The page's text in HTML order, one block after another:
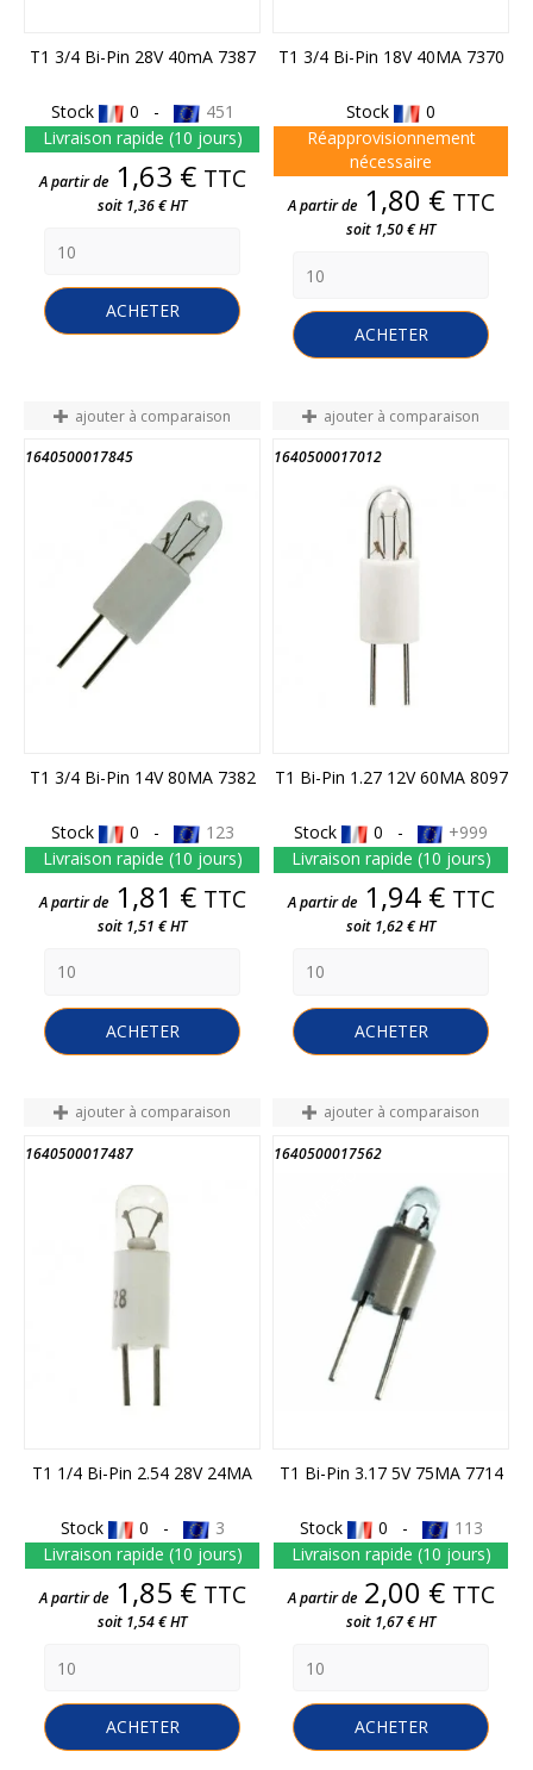
T1 3/4 Bi-Pin 28V 40mA 7387
Stock 0 -
451
Livraison rapide (10 jours)
Prix
A partir de 1,63 € TTC
soit 1,36 € HT
ACHETER
T1 3/4 Bi-Pin 18V 40MA 7370
Stock
0
Réapprovisionnement
nécessaire
Prix
A partir de 1,80 € TTC
soit 1,50 € HT
ACHETER
ajouter à comparaison
1640500017845
T1 3/4 Bi-Pin 14V 80MA 7382
Stock 0 -
123
Livraison rapide (10 jours)
Prix
A partir de 1,81 € TTC
soit 1,51 € HT
ACHETER
ajouter à comparaison
1640500017012
T1 Bi-Pin 1.27 12V 60MA 8097
Stock 0 -
+999
Livraison rapide (10 jours)
Prix
A partir de 1,94 € TTC
soit 1,62 € HT
ACHETER
ajouter à comparaison
1640500017487
T1 1/4 Bi-Pin 2.54 28V 24MA
Stock 0 -
3
Livraison rapide (10 jours)
Prix
A partir de 1,85 € TTC
soit 1,54 € HT
ACHETER
ajouter à comparaison
1640500017562
T1 Bi-Pin 3.17 5V 75MA 7714
Stock 0 -
113
Livraison rapide (10 jours)
Prix
A partir de 2,00 € TTC
soit 1,67 € HT
ACHETER